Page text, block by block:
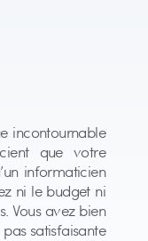
incontournable
que votre
informaticien
ni le budget ni
Vous avez bien
pas satisfaisante